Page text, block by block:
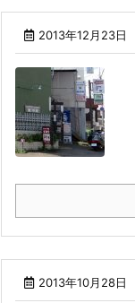
2013年12月23日
2013年10月28日